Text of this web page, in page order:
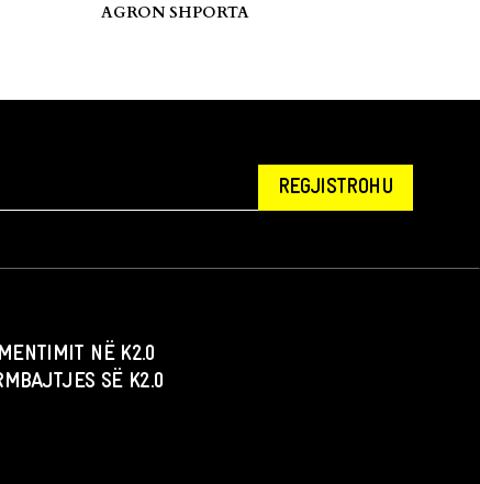
AGRON SHPORTA
REGJISTROHU
NË K2.0
SË K2.0